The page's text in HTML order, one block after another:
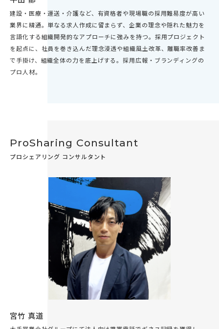
建設・医療・運送・介護など、有資格者や現場職の採用難易度が高い
業界に精通。単なる求人作成に留まらず、企業の理念や隠れた魅力を
言語化する組織開発的なアプローチに強みを持つ。採用プロジェクト
を起点に、社員を巻き込んだ理念浸透や組織風土改革、離職率改善ま
で手掛け、組織全体の力を底上げする。採用広報・ブランディングの
プロ人材。
ProSharing Consultant
プロシェアリング コンサルタント
宮竹 真道